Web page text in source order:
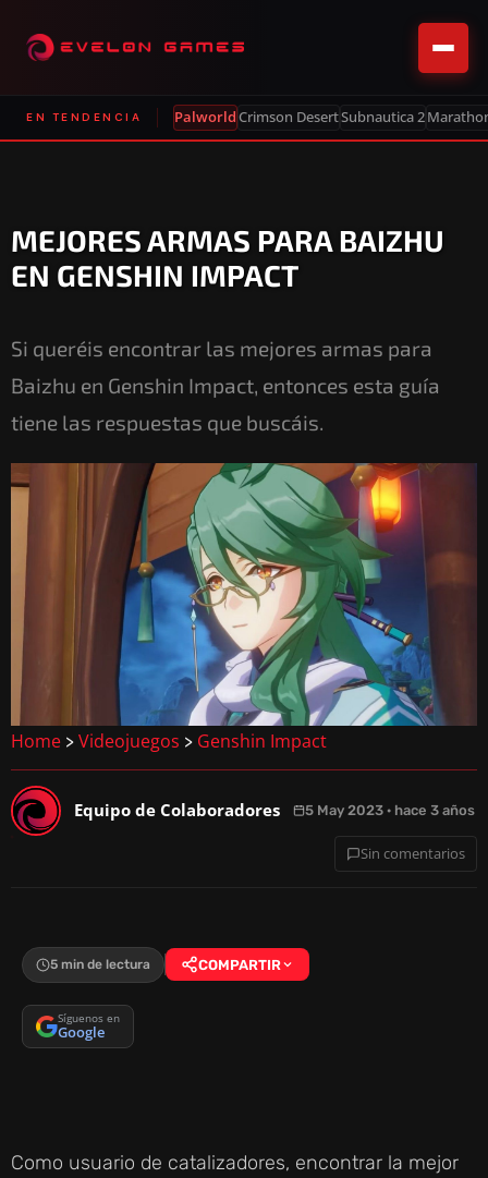
EN TENDENCIA PalworldCrimson DesertSubnautica 2
MEJORES ARMAS PARA BAIZHU
EN GENSHIN IMPACT
Si queréis encontrar las mejores armas para
Baizhu en Genshin Impact, entonces esta guía
tiene las respuestas que buscáis.
Home > Videojuegos > Genshin Impact
Equipo de Colaboradores 5 May 2023 · hace 3 años
Sin comentarios
5 min de lectura COMPARTIR
Síguenos en
Google
Como usuario de catalizadores, encontrar la mejor